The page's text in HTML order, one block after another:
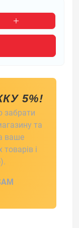
5%!
забрати
та
ваше
і